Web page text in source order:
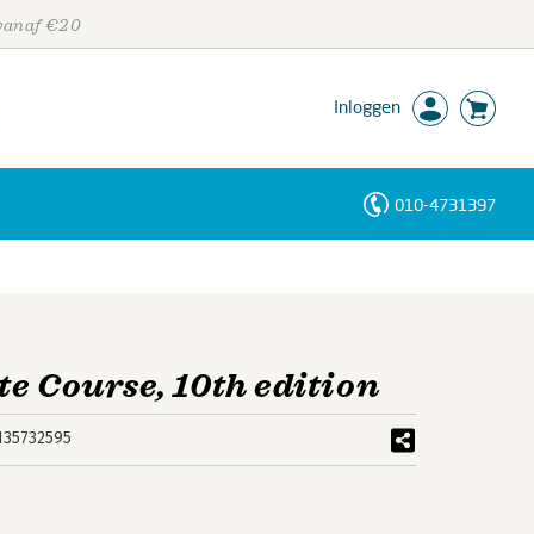
€20
Inloggen
010-4731397
Course, 10th edition
Personen